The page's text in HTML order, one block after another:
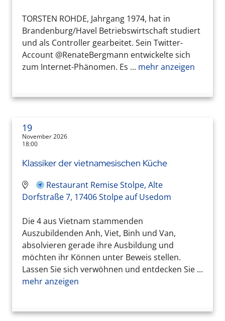
TORSTEN ROHDE, Jahrgang 1974, hat in
Brandenburg/Havel Betriebswirtschaft studiert
und als Controller gearbeitet. Sein Twitter-
Account @RenateBergmann entwickelte sich
zum Internet-Phänomen. Es ... mehr anzeigen
19
November 2026
18:00
Klassiker der vietnamesischen Küche
Restaurant Remise Stolpe, Alte
Dorfstraße 7, 17406 Stolpe auf Usedom
Die 4 aus Vietnam stammenden
Auszubildenden Anh, Viet, Binh und Van,
absolvieren gerade ihre Ausbildung und
möchten ihr Können unter Beweis stellen.
Lassen Sie sich verwöhnen und entdecken Sie ...
mehr anzeigen